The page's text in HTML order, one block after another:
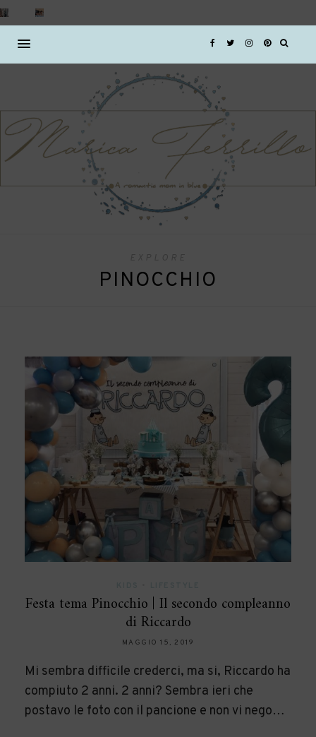
PINOCCHIO
Festa tema Pinocchio | Il secondo compleanno
di Riccardo
MAGGIO 15, 2019
Mi sembra difficile crederci, ma si, Riccardo ha
compiuto 2 anni. 2 anni? Sembra ieri che
postavo le foto con il pancione e non vi nego…